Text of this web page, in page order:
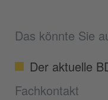
Das könnte Sie
Der aktuelle
Fachkontakt